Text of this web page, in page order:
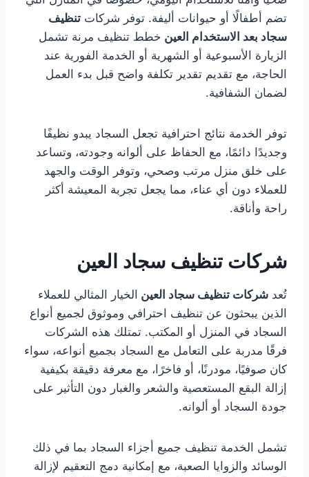
تضم أطفالًا أو حيوانات أليفة. توفر شركات تنظيف
سجاد بعد الاستخدام العين خطط تنظيف مرنة تشمل
الزيارة الأسبوعية أو الشهرية أو الخدمة الفورية عند
الحاجة، مع تقديم تقدير تكلفة واضح قبل بدء العمل
لضمان الشفافية.
توفر الخدمة نتائج احترافية تجعل السجاد يبدو نظيفًا
وجديدًا دائمًا، مع الحفاظ على ألوانه وجودته، وتساعد
على خلق منزل مرتب وصحي، وتوفر الوقت والجهد
للعملاء دون أي عناء، مما يجعل تجربة المعيشة أكثر
راحة وأناقة.
شركات تنظيف سجاد العين
تُعد شركات تنظيف سجاد العين الخيار المثالي للعملاء
الذين يبحثون عن تنظيف احترافي وموثوق لجميع أنواع
السجاد في المنزل أو المكتب. تمتلك هذه الشركات
فرقًا مدربة على التعامل مع السجاد بجميع أنواعه، سواء
كان صوفيًا، مودرنًا، أو فاخرًا، مع معرفة دقيقة بكيفية
إزالة البقع المستعصية والشعر والغبار دون التأثير على
جودة السجاد أو ألوانه.
تشمل الخدمة تنظيف جميع أجزاء السجاد بما في ذلك
الوسائد والزوايا الصعبة، مع إمكانية دمج التعقيم لإزالة